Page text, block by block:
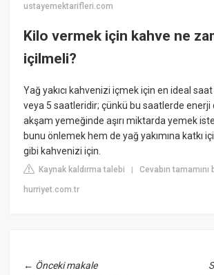
ustayemektarifleri.com
Kilo vermek için kahve ne
içilmeli?
Yağ yakıcı kahvenizi içmek için en ideal
veya 5 saatleridir; çünkü bu saatlerde enerji
akşam yemeğinde aşırı miktarda yemek
bunu önlemek hem de yağ yakımına katkı
gibi kahvenizi için.
Kaynak kaldırma talebi |Cevabın
hurriyet.com.tr
← Önceki makale